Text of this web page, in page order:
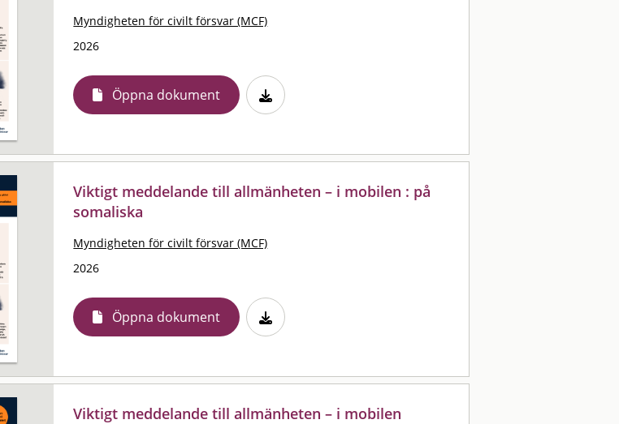
Myndigheten för civilt försvar (MCF)
2026
Öppna dokument
Viktigt meddelande till allmänheten – i mobilen : på
somaliska
Myndigheten för civilt försvar (MCF)
2026
Öppna dokument
Viktigt meddelande till allmänheten – i mobilen